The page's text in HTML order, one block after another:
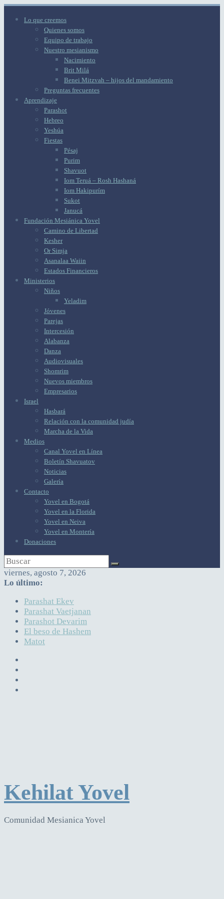
Lo que creemos
Quienes somos
Equipo de trabajo
Nuestro mesianismo
Nacimiento
Brit Milá
Benei Mitzvah – hijos del mandamiento
Preguntas frecuentes
Aprendizaje
Parashot
Hebreo
Yeshúa
Fiestas
Pésaj
Purim
Shavuot
Iom Teruá – Rosh Hashaná
Iom Hakipurím
Sukot
Janucá
Fundación Mesiánica Yovel
Camino de Libertad
Kesher
Or Simja
Asanalaa Waiin
Estados Financieros
Ministerios
Niños
Yeladim
Jóvenes
Parejas
Intercesión
Alabanza
Danza
Audiovisuales
Shomrim
Nuevos miembros
Empresarios
Israel
Hasbará
Relación con la comunidad judía
Marcha de la Vida
Medios
Canal Yovel en Línea
Boletín Shavuatov
Noticias
Galería
Contacto
Yovel en Bogotá
Yovel en la Florida
Yovel en Neiva
Yovel en Montería
Donaciones
viernes, agosto 7, 2026
Lo último:
Parashat Ekev
Parashat Vaetjanan
Parashot Devarim
El beso de Hashem
Matot
Kehilat Yovel
Comunidad Mesianica Yovel